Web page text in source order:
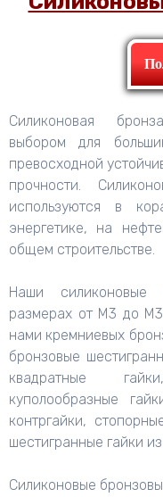
Силиконовая
выбором для
превосходной
прочности.
используются в
энергетике, на
общем строительстве.
Наши силиконовые
размерах от M3 до
нами кремниевых
бронзовые
квадратные
куполообразные
контргайки,
шестигранные гайки
Силиконовые